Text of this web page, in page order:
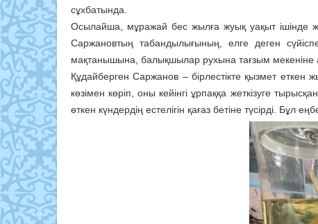
сұхбатында.
Осылайша, мұражай бес жылға жуық уақыт ішінде
Саржановтың табандылығының, елге деген
мақтанышына, балықшылар рухына тағзым мекеніне
Құдайберген Саржанов – бірлестікте қызмет еткен
көзімен көріп, оны кейінгі ұрпаққа жеткізуге
өткен күндердің естелігін қағаз бетіне түсірді. Бұл